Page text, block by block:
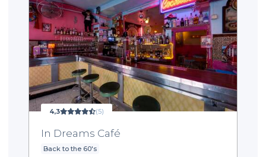
4,3 (5)
In Dreams Café
Back to the 60's